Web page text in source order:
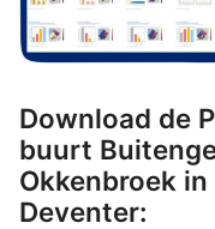
Download de
buurt
Okkenbroek
Deventer: